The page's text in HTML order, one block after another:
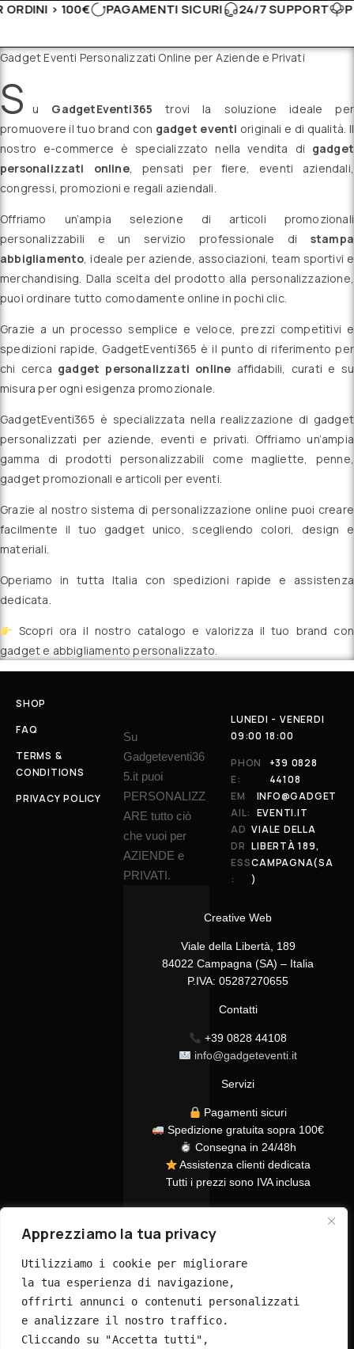
Apprezziamo la tua privacy
Utilizziamo i cookie per migliorare
la tua esperienza di navigazione,
offrirti annunci o contenuti personalizzati
e analizzare il nostro traffico.
Cliccando su "Accetta tutti",
PAGAMENTI SICURI 24/7 SUPPORT PRODOTTI
Gadget Eventi Personalizzati Online per Aziende e Privati
S u GadgetEventi365 trovi la soluzione ideale per
promuovere il tuo brand con gadget eventi originali e di qualità. Il
nostro e-commerce è specializzato nella vendita di gadget
personalizzati online, pensati per fiere, eventi aziendali,
congressi, promozioni e regali aziendali.
Offriamo un’ampia selezione di articoli promozionali
personalizzabili e un servizio professionale di stampa
abbigliamento, ideale per aziende, associazioni, team sportivi e
merchandising. Dalla scelta del prodotto alla personalizzazione,
puoi ordinare tutto comodamente online in pochi clic.
Grazie a un processo semplice e veloce, prezzi competitivi e
spedizioni rapide, GadgetEventi365 è il punto di riferimento per
chi cerca gadget personalizzati online affidabili, curati e su
misura per ogni esigenza promozionale.
GadgetEventi365 è specializzata nella realizzazione di gadget
personalizzati per aziende, eventi e privati. Offriamo un’ampia
gamma di prodotti personalizzabili come magliette, penne,
gadget promozionali e articoli per eventi.
Grazie al nostro sistema di personalizzazione online puoi creare
facilmente il tuo gadget unico, scegliendo colori, design e
materiali.
Operiamo in tutta Italia con spedizioni rapide e assistenza
dedicata.
Scopri ora il nostro catalogo e valorizza il tuo brand con
gadget e abbigliamento personalizzato.
SHOP
FAQ
TERMS &
CONDITIONS
PRIVACY POLICY
Su
Gadgeteventi36
5.it puoi
PERSONALIZZ
ARE tutto ciò
che vuoi per
AZIENDE e
PRIVATI.
Creative Web
Viale della Libertà, 189
84022 Campagna (SA) – Italia
P.IVA: 05287270655
Contatti
+39 0828 44108
info@gadgeteventi.it
Servizi
Pagamenti sicuri
Spedizione gratuita sopra 100€
Consegna in 24/48h
Assistenza clienti dedicata
Tutti i prezzi sono IVA inclusa
LUNEDI - VENERDI
09:00 18:00
PHON
E:
+39 0828
44108
EM
AIL:
INFO@GADGET
EVENTI.IT
AD
DR
ESS
:
VIALE DELLA
LIBERTÀ 189,
CAMPAGNA(SA
)
© 2026 GadgetEventi365.it - Tutti i diritti riservati